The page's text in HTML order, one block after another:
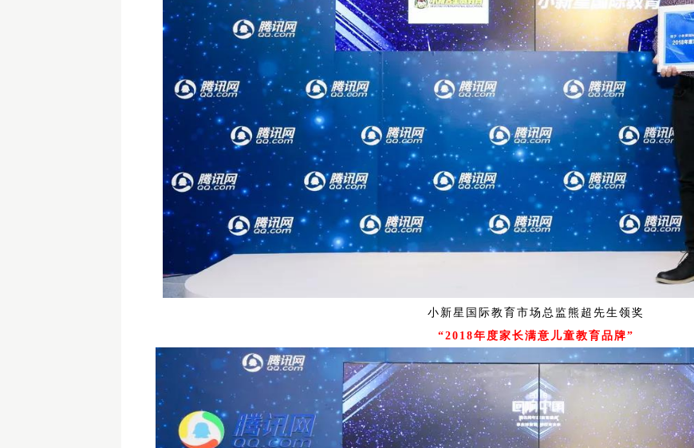
小新星国际教育市场总监熊超先生领奖
“2018年度家长满意儿童教育品牌”